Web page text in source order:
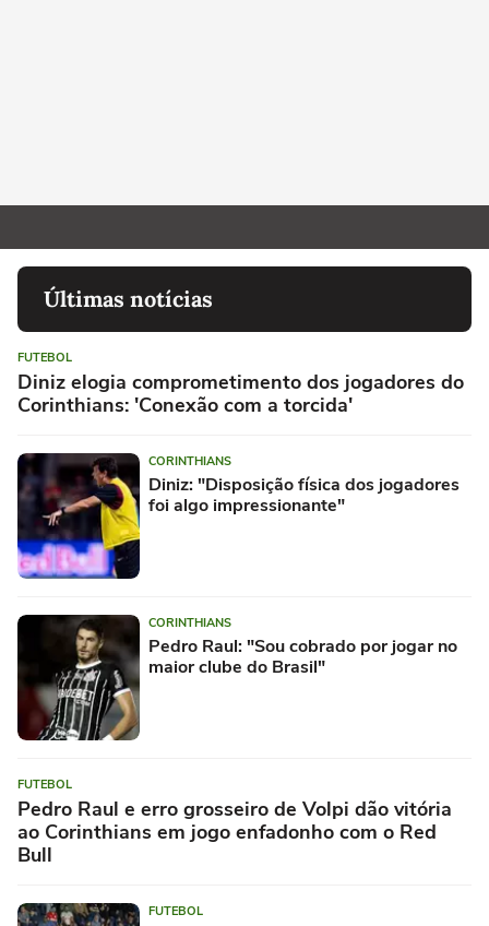
Últimas notícias
FUTEBOL
Diniz elogia comprometimento dos jogadores do
Corinthians: 'Conexão com a torcida'
CORINTHIANS
Diniz: "Disposição física dos jogadores
foi algo impressionante"
CORINTHIANS
Pedro Raul: "Sou cobrado por jogar no
maior clube do Brasil"
FUTEBOL
Pedro Raul e erro grosseiro de Volpi dão vitória
ao Corinthians em jogo enfadonho com o Red
Bull
FUTEBOL